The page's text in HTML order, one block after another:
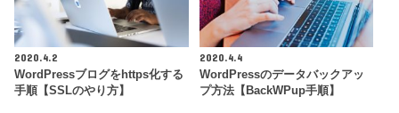
2020.4.2
WordPressブログをhttps化する
手順【SSLのやり方】
2020.4.4
WordPressのデータバックアッ
プ方法【BackWPup手順】